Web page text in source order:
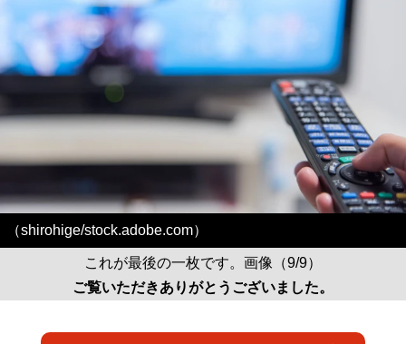
（shirohige/stock.adobe.com）
これが最後の一枚です。画像（9/9）
ご覧いただきありがとうございました。